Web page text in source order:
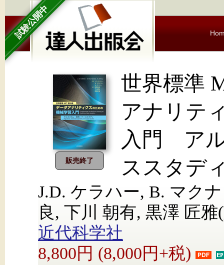
試験公開中
販売終了
世界標準
アナリテ
入門 ア
ススタデ
J.D. ケラハー, B. マク
良, 下川 朝有, 黒澤 匠雅
近代科学社
8,800円 (8,000円+税)